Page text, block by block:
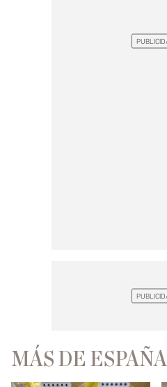
MÁS DE ESPAÑA